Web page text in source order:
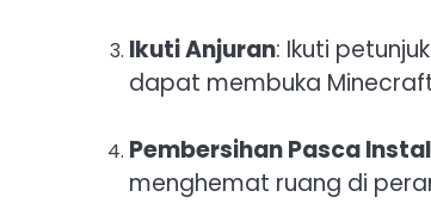
Ikuti Anjuran: Ikuti
dapat membuka
Pembersihan Pasca
menghemat ruang di